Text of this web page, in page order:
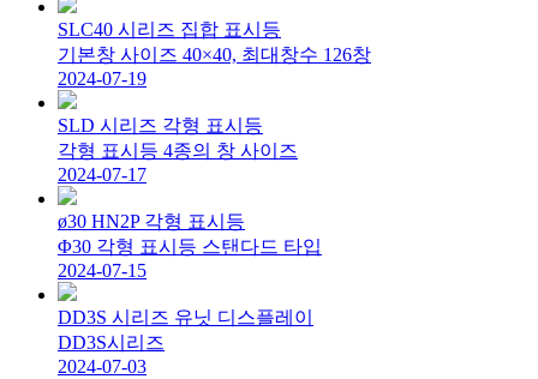
SLC40 시리즈 집합 표시등
기본창 사이즈 40×40, 최대창수 126창
2024-07-19
SLD 시리즈 각형 표시등
각형 표시등 4종의 창 사이즈
2024-07-17
ø30 HN2P 각형 표시등
Φ30 각형 표시등 스탠다드 타입
2024-07-15
DD3S 시리즈 유닛 디스플레이
DD3S시리즈
2024-07-03